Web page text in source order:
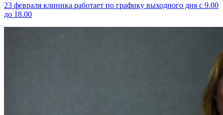
23 февраля клиника работает по графику выходного дня с 9.00
до 18.00